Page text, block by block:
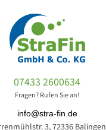
07433 2600634
Fragen? Rufen Sie an!
info@stra-fin.de
3, 72336 Balingen